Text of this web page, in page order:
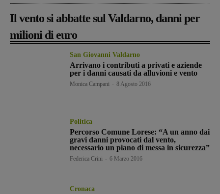
Il vento si abbatte sul Valdarno, danni per
milioni di euro
San Giovanni Valdarno
Arrivano i contributi a privati e aziende
per i danni causati da alluvioni e vento
Monica Campani 8 Agosto 2016
Politica
Percorso Comune Lorese: “A un anno dai
gravi danni provocati dal vento,
necessario un piano di messa in sicurezza”
Federica Crini 6 Marzo 2016
Cronaca